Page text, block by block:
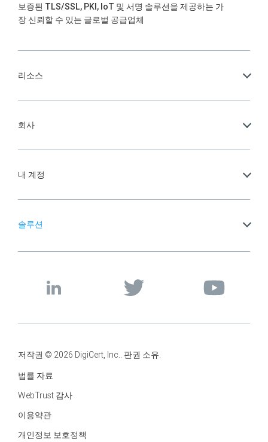
보증된 TLS/SSL, PKI, IoT 및 서명 솔루션을 제공하는 가
장 신뢰할 수 있는 글로벌 공급업체
리소스
회사
내 계정
솔루션
저작권 © 2026 DigiCert, Inc.. 판권 소유.
법률 자료
WebTrust 감사
이용약관
개인정보 보호정책